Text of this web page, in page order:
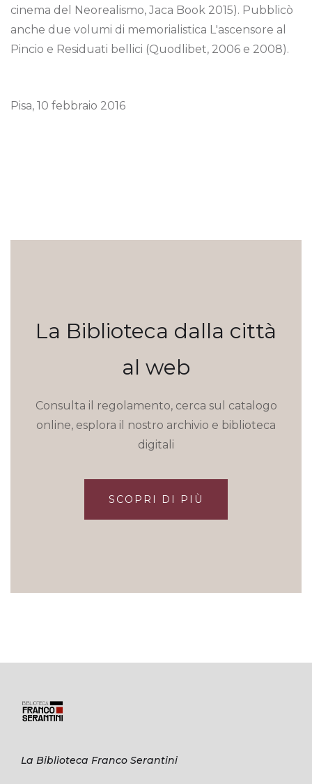
cinema del Neorealismo, Jaca Book 2015). Pubblicò
anche due volumi di memorialistica L'ascensore al
Pincio e Residuati bellici (Quodlibet, 2006 e 2008).
Pisa, 10 febbraio 2016
La Biblioteca dalla città
al web
Consulta il regolamento, cerca sul catalogo
online, esplora il nostro archivio e biblioteca
digitali
SCOPRI DI PIÙ
La Biblioteca Franco Serantini